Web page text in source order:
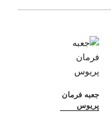
جعبه فرمان
پریوس